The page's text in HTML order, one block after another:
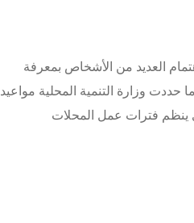
فصل الخريف واقتراب فصل الشتاء في عام 2023 يمثل اهتمام العديد من الأشخاص بمعرفة
حددت وزارة التنمية المحلية مواعيد
الشتوية والصيفية من خلال القرار الوزاري رقم 456 لعام 2020 الذي ينظم فترات عمل المحلات